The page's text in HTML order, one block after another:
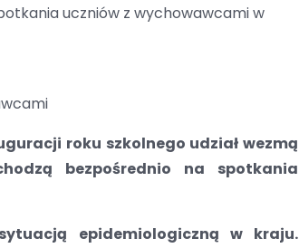
uczniów z wychowawcami w
roku szkolnego udział wezmą
bezpośrednio na spotkania
epidemiologiczną w kraju.